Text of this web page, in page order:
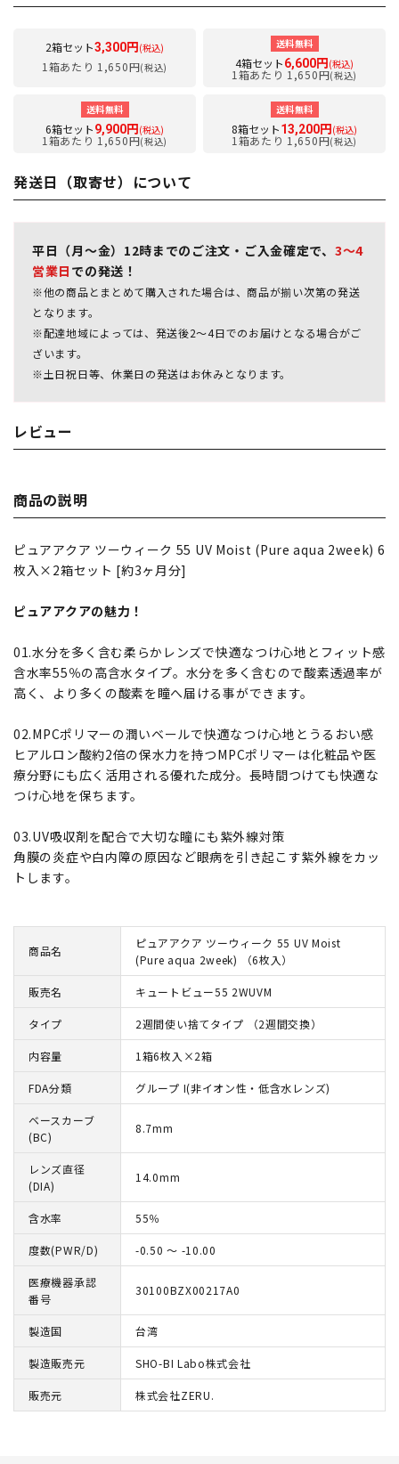
2箱セット3,300円 (税込)
1箱あたり 1,650円(税込)
送料無料
4箱セット6,600円 (税込)
1箱あたり 1,650円(税込)
送料無料
6箱セット9,900円 (税込)
1箱あたり 1,650円(税込)
送料無料
8箱セット13,200円 (税込)
1箱あたり 1,650円(税込)
発送日（取寄せ）について
平日（月～金）12時までのご注文・ご入金確定で、 3～4
営業日 での発送！
※他の商品とまとめて購入された場合は、商品が揃い次第の発送
となります。
※配達地域によっては、発送後2～4日でのお届けとなる場合がご
ざいます。
※土日祝日等、休業日の発送はお休みとなります。
レビュー
商品の説明
ピュアアクア ツーウィーク 55 UV Moist (Pure aqua 2week) 6
枚入×2箱セット [約3ヶ月分]
ピュアアクアの魅力！
01.水分を多く含む柔らかレンズで快適なつけ心地とフィット感
含水率55％の高含水タイプ。水分を多く含むので酸素透過率が
高く、より多くの酸素を瞳へ届ける事ができます。
02.MPCポリマーの潤いベールで快適なつけ心地とうるおい感
ヒアルロン酸約2倍の保水力を持つMPCポリマーは化粧品や医
療分野にも広く活用される優れた成分。長時間つけても快適な
つけ心地を保ちます。
03.UV吸収剤を配合で大切な瞳にも紫外線対策
角膜の炎症や白内障の原因など眼病を引き起こす紫外線をカッ
トします。
商品名
ピュアアクア ツーウィーク 55 UV Moist
(Pure aqua 2week) （6枚入）
販売名 キュートビュー55 2WUVM
タイプ 2週間使い捨てタイプ （2週間交換）
内容量 1箱6枚入×2箱
FDA分類 グループ I(非イオン性・低含水レンズ)
ベースカーブ
(BC)
8.7mm
レンズ直径
(DIA)
14.0mm
含水率 55％
度数(PWR/D) -0.50 ～ -10.00
医療機器承認
番号
30100BZX00217A0
製造国 台湾
製造販売元 SHO-BI Labo株式会社
販売元 株式会社ZERU.